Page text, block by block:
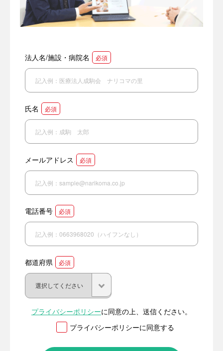
法人名/施設・病院名 必須
氏名 必須
メールアドレス 必須
電話番号 必須
都道府県 必須
プライバシーポリシーに同意の上、送信ください。
プライバシーポリシーに同意する